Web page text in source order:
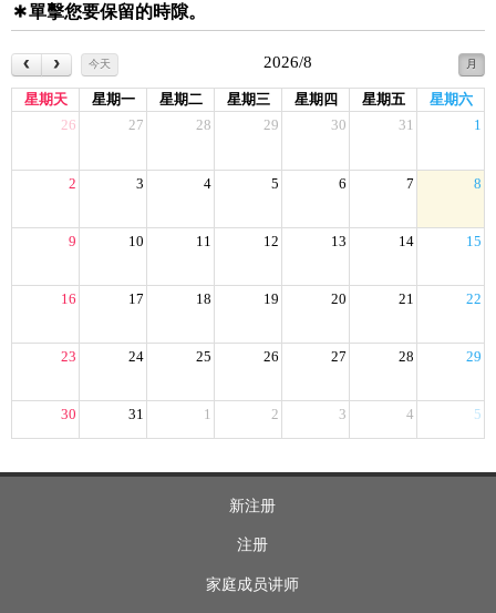
單擊您要保留的時隙。
今天 月
2026/8
星期天 星期一 星期二 星期三 星期四 星期五
星期六
26
27 28 29 30 31 1
2 3 4 5 6 7 8
9 10 11 12 13 14 15
16 17 18 19 20 21 22
23 24 25 26 27 28 29
30 31 1 2 3 4 5
新注册
注册
家庭成员讲师